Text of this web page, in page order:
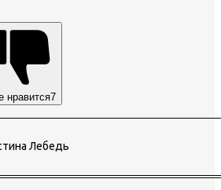
нравится7
Лебедь